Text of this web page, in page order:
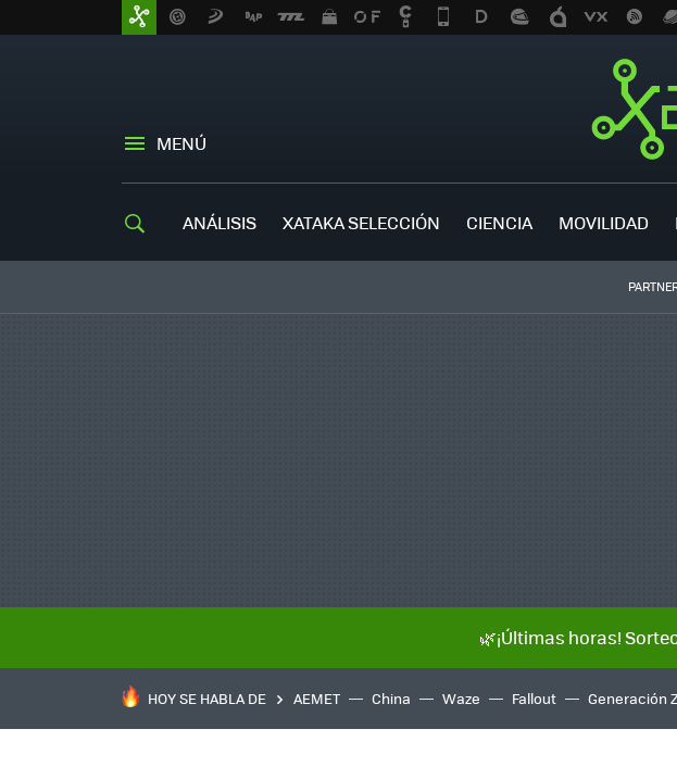
MENÚ
ANÁLISIS XATAKA SELECCIÓN CIENCIA MOVILIDAD
🌿¡Últimas horas!
HOY SE HABLA DE AEMET China Waze Fallout Generación Z